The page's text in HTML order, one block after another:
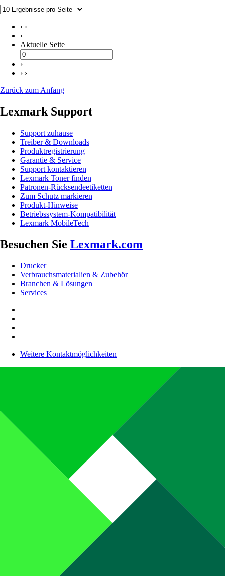
‹ ‹
‹
Aktuelle Seite
›
› ›
Zurück zum Anfang
Lexmark Support
Support zuhause
Treiber & Downloads
Produktregistrierung
Garantie & Service
Support kontaktieren
Lexmark Toner finden
Patronen-Rücksendeetiketten
Zum Schutz markieren
Produkt-Hinweise
Betriebssystem-Kompatibilität
Lexmark MobileTech
Besuchen Sie Lexmark.com
Drucker
Verbrauchsmaterialien & Zubehör
Branchen & Lösungen
Services
Weitere Kontaktmöglichkeiten